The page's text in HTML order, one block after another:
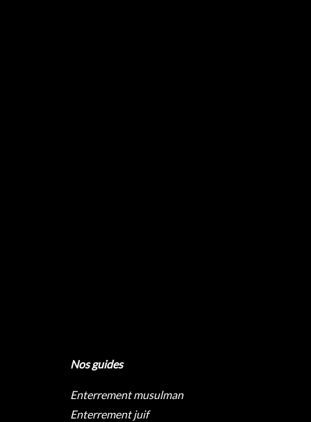
Nos guides
Enterrement musulman
Enterrement juif